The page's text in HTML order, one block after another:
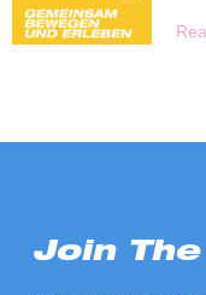
Join